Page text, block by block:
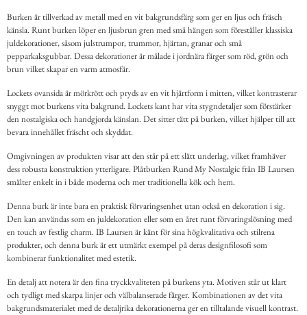
Burken är tillverkad av metall med en vit bakgrundsfärg som ger en ljus och fräsch
känsla. Runt burken löper en ljusbrun gren med små hängen som föreställer klassiska
juldekorationer, såsom julstrumpor, trummor, hjärtan, granar och små
pepparkaksgubbar. Dessa dekorationer är målade i jordnära färger som röd, grön och
brun vilket skapar en varm atmosfär.
Lockets ovansida är mörkrött och pryds av en vit hjärtform i mitten, vilket kontrasterar
snyggt mot burkens vita bakgrund. Lockets kant har vita stygndetaljer som förstärker
den nostalgiska och handgjorda känslan. Det sitter tätt på burken, vilket hjälper till att
bevara innehållet fräscht och skyddat.
Omgivningen av produkten visar att den står på ett slätt underlag, vilket framhäver
dess robusta konstruktion ytterligare. Plåtburken Rund My Nostalgic från IB Laursen
smälter enkelt in i både moderna och mer traditionella kök och hem.
Denna burk är inte bara en praktisk förvaringsenhet utan också en dekoration i sig.
Den kan användas som en juldekoration eller som en året runt förvaringslösning med
en touch av festlig charm. IB Laursen är känt för sina högkvalitativa och stilrena
produkter, och denna burk är ett utmärkt exempel på deras designfilosofi som
kombinerar funktionalitet med estetik.
En detalj att notera är den fina tryckkvaliteten på burkens yta. Motiven står ut klart
och tydligt med skarpa linjer och välbalanserade färger. Kombinationen av det vita
bakgrundsmaterialet med de detaljrika dekorationerna ger en tilltalande visuell kontrast.